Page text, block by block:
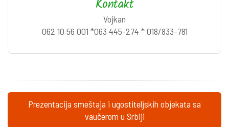
Kontakt
Vojkan
062 10 56 001 *063 445-274 * 018/833-781
Prezentacija smeštaja i ugostiteljskih objekata sa
vaučerom u Srbiji